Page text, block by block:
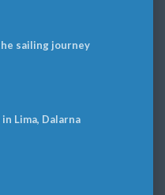
sailing journey
Lima, Dalarna